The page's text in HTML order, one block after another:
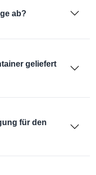
ab?
geliefert
für den